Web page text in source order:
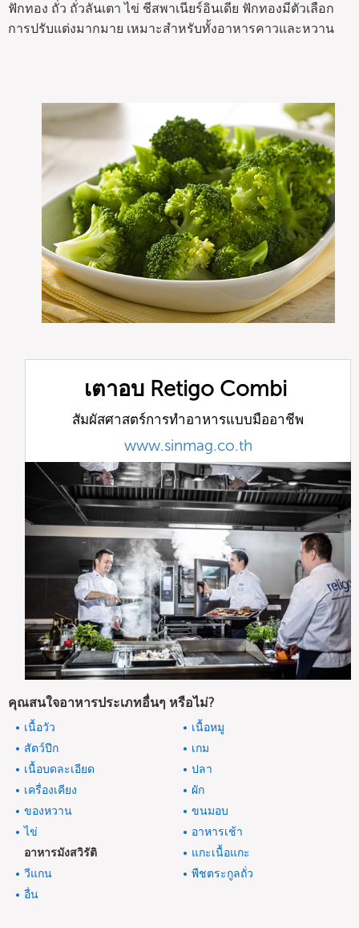
ฟักทอง ถั่ว ถั่วลันเตา ไข่ ชีสพาเนียร์อินเดีย ฟักทองมีตัวเลือก
การปรับแต่งมากมาย เหมาะสำหรับทั้งอาหารคาวและหวาน
เตาอบ Retigo Combi
สัมผัสศาสตร์การทำอาหารแบบมืออาชีพ
www.sinmag.co.th
คุณสนใจอาหารประเภทอื่นๆ หรือไม่?
เนื้อวัว
เนื้อหมู
สัตว์ปีก
เกม
เนื้อบดละเอียด
ปลา
เครื่องเคียง
ผัก
ของหวาน
ขนมอบ
ไข่
อาหารเช้า
อาหารมังสวิรัติ
แกะเนื้อแกะ
วีแกน
พืชตระกูลถั่ว
อื่น